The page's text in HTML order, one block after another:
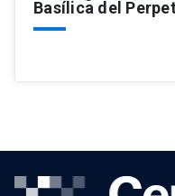
Basílica del